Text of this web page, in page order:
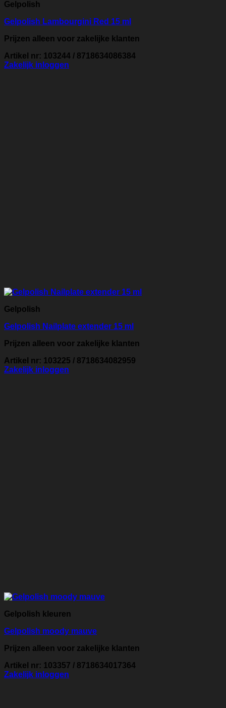
Gelpolish
Gelpolish Lambourgini Red 15 ml
Prijzen alleen voor zakelijke klanten
Artikel nr: 103244 / 8718634086384
Zakelijk inloggen
Gelpolish
Gelpolish Nailplate extender 15 ml
Prijzen alleen voor zakelijke klanten
Artikel nr: 103225 / 8718634082959
Zakelijk inloggen
Gelpolish kleuren
Gelpolish moody mauve
Prijzen alleen voor zakelijke klanten
Artikel nr: 103357 / 8718634017364
Zakelijk inloggen